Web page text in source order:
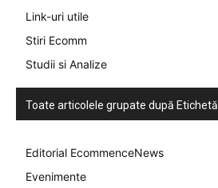
Link-uri utile
Stiri Ecomm
Studii si Analize
Toate articolele grupate după Etichetă
Editorial EcommenceNews
Evenimente